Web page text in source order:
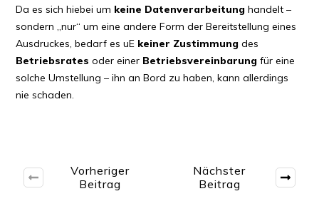
Da es sich hie­bei um kei­ne Daten­ver­ar­bei­tung han­delt –
son­dern „nur“ um eine ande­re Form der Bereit­stel­lung eines
Aus­dru­ckes, bedarf es uE kei­ner Zustim­mung des
Betriebs­ra­tes oder einer Betriebs­ver­ein­ba­rung für eine
sol­che Umstel­lung – ihn an Bord zu haben, kann aller­dings
nie schaden.
Vorheriger
Beitrag
Nächster
Beitrag